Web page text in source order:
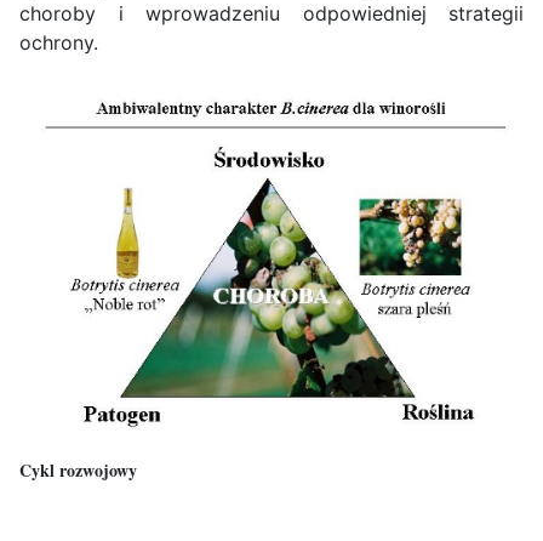
choroby i wprowadzeniu odpowiedniej strategii
ochrony.
Cykl rozwojowy